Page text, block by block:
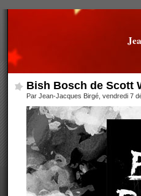
Bish Bosch de Scott
Par Jean-Jacques Birgé, vendredi 7